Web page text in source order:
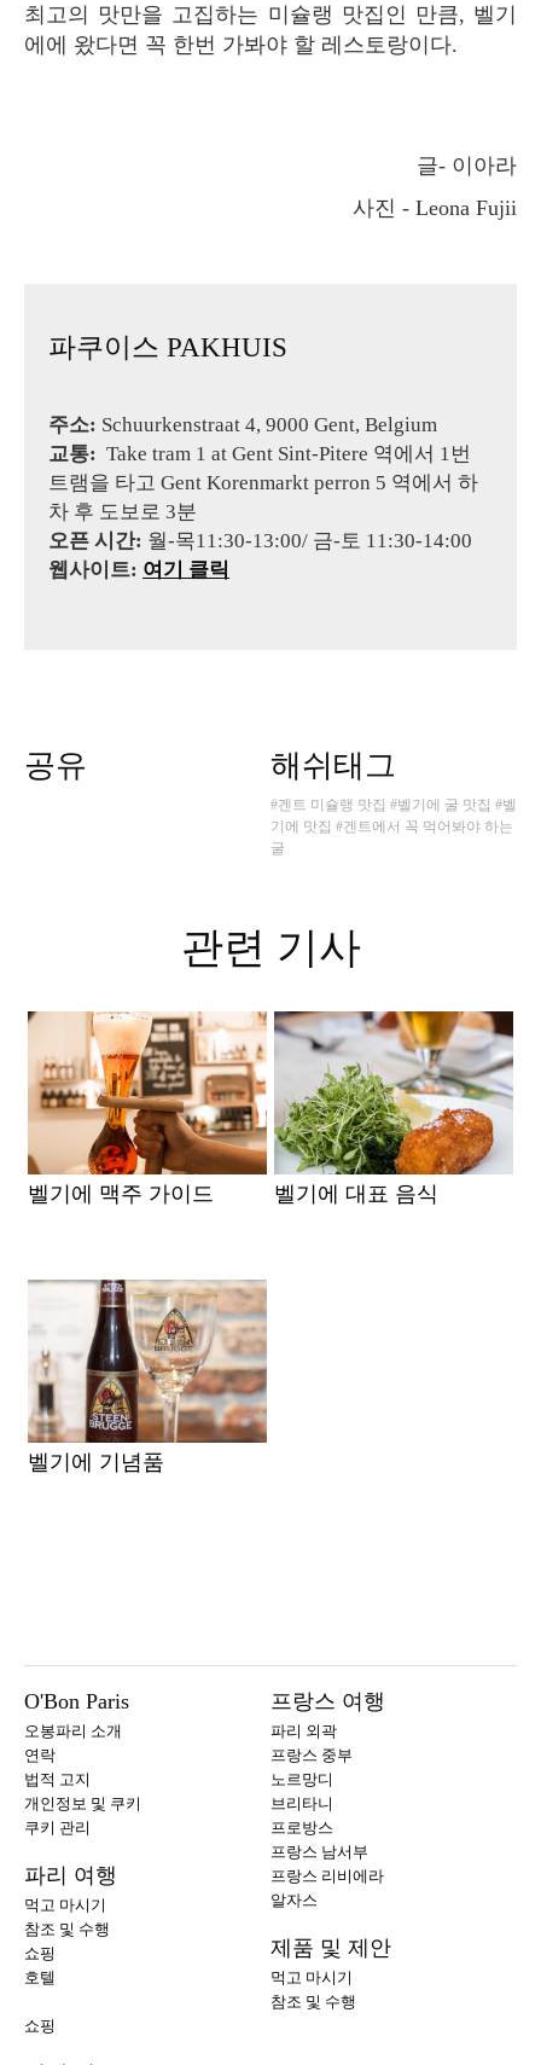
최고의 맛만을 고집하는 미슐랭 맛집인 만큼, 벨기
에에 왔다면 꼭 한번 가봐야 할 레스토랑이다.
글- 이아라
사진 - Leona Fujii
파쿠이스 PAKHUIS
주소: Schuurkenstraat 4, 9000 Gent, Belgium
교통: Take tram 1 at Gent Sint-Pitere 역에서 1번
트램을 타고 Gent Korenmarkt perron 5 역에서 하
차 후 도보로 3분
오픈 시간: 월-목11:30-13:00/ 금-토 11:30-14:00
웹사이트: 여기 클릭
공유 해쉬태그
#겐트 미슐랭 맛집 #벨기에 굴 맛집 #벨
기에 맛집 #겐트에서 꼭 먹어봐야 하는
굴
관련 기사
벨기에 맥주 가이드 벨기에 대표 음식
벨기에 기념품
O'Bon Paris
오봉파리 소개
연락
법적 고지
개인정보 및 쿠키
쿠키 관리
파리 여행
먹고 마시기
참조 및 수행
쇼핑
호텔
프랑스 여행
파리 외곽
프랑스 중부
노르망디
브리타니
프로방스
프랑스 남서부
프랑스 리비에라
알자스
제품 및 제안
먹고 마시기
참조 및 수행
쇼핑